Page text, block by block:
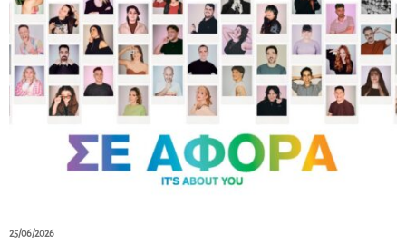
25/06/2026